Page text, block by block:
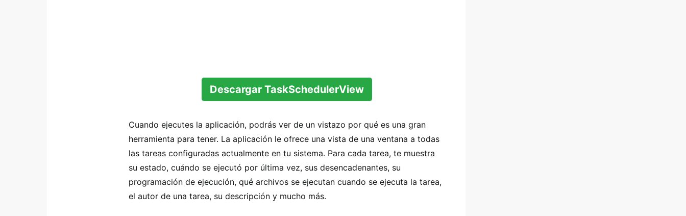
Descargar TaskSchedulerView
Cuando ejecutes la aplicación, podrás ver de un vistazo por qué es una gran
herramienta para tener. La aplicación le ofrece una vista de una ventana a todas
las tareas configuradas actualmente en tu sistema. Para cada tarea, te muestra
su estado, cuándo se ejecutó por última vez, sus desencadenantes, su
programación de ejecución, qué archivos se ejecutan cuando se ejecuta la tarea,
el autor de una tarea, su descripción y mucho más.